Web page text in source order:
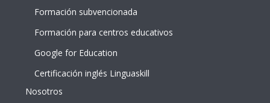
Formación subvencionada
Formación para centros educativos
Google for Education
Certificación inglés Linguaskill
Nosotros